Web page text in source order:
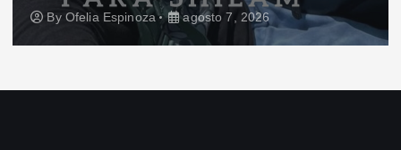
By Ofelia Espinoza agosto 7, 2026